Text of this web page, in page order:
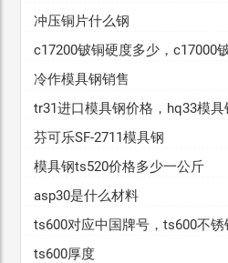
冲压铜片什么钢
c17200铍铜硬度多少，c17000
冷作模具钢销售
tr31进口模具钢价格，hq33模具
芬可乐SF-2711模具钢
模具钢ts520价格多少一公斤
asp30是什么材料
ts600对应中国牌号，ts600不
ts600厚度